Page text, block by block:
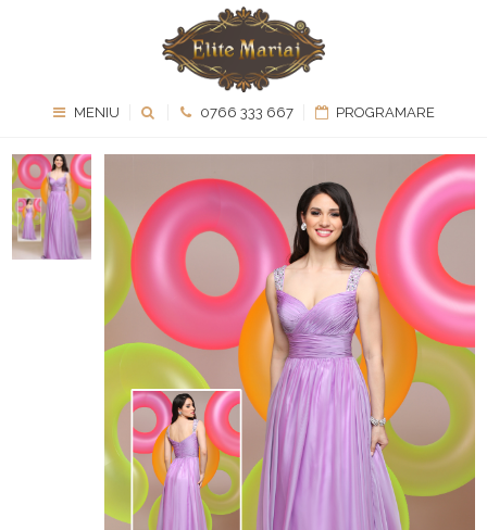
MENIU 0766 333 667 PROGRAMARE